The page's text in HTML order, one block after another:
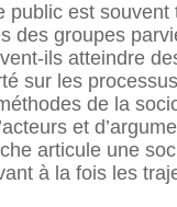
public est
des groupes
ils atteindre
sur les
de la
et
articule une
à la fois les